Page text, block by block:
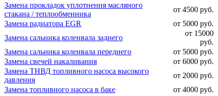
Замена прокладок уплотнения масляного
стакана / теплообменника
от 4500 руб.
Замена радиатора EGR
от 5000 руб.
Замена сальника коленвала заднего
от 15000
руб.
Замена сальника коленвала переднего
от 5000 руб.
Замена свечей накаливания
от 6000 руб.
Замена ТНВД топливного насоса высокого
давления
от 2000 руб.
Замена топливного насоса в баке
от 4000 руб.